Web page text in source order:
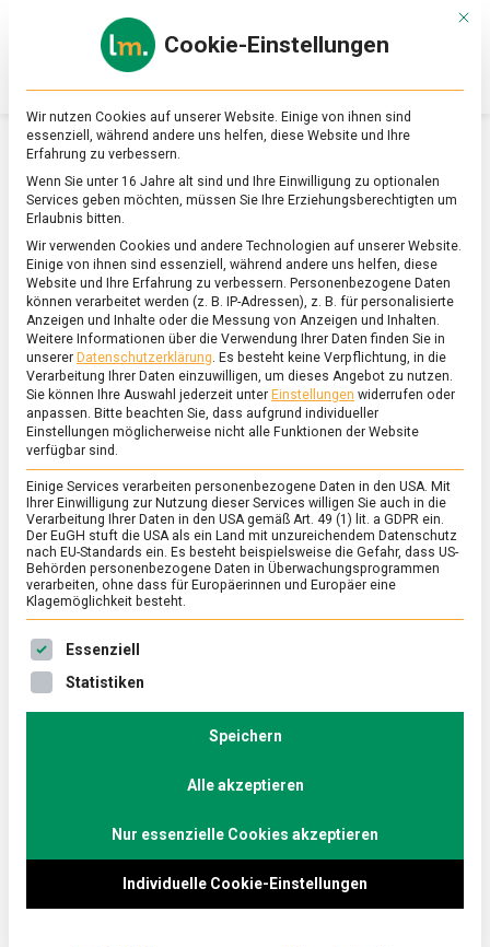
Online-
Magazin
zu
&
Ernährung
SCHLAGWORT:PAK CHOI
ERNÄHRUNG & GESUNDHEIT /FEATURED/WISSEN
Die Kunst des (Fleisch-)Weglassens:
Future 50 Foods
19. Juni 2021
(Fleisch-)Weglassens:
Nicht durch Beschränkungen und Verbote, sondern
durch den Anreiz einer kunterbunten Auswahl
internationaler pflanzlicher Lebensmittel mit guter
Ernährung optimieren. Lebensmittelmagazin.de hat
Mit
Cookie-Einstellungen
Wir nutzen Cookies auf unserer Website. Einige von ihnen sind
essenziell, während andere uns helfen, diese Website und Ihre
Erfahrung zu verbessern.
Wenn Sie unter 16 Jahre alt sind und Ihre Einwilligung zu optionalen
Services geben möchten, müssen Sie Ihre Erziehungsberechtigten um
Erlaubnis bitten.
Wir verwenden Cookies und andere Technologien auf unserer Website.
Einige von ihnen sind essenziell, während andere uns helfen, diese
Website und Ihre Erfahrung zu verbessern. Personenbezogene Daten
können verarbeitet werden (z. B. IP-Adressen), z. B. für personalisierte
Anzeigen und Inhalte oder die Messung von Anzeigen und Inhalten.
Weitere Informationen über die Verwendung Ihrer Daten finden Sie in
unserer Datenschutzerklärung. Es besteht keine Verpflichtung, in die
Verarbeitung Ihrer Daten einzuwilligen, um dieses Angebot zu nutzen.
Sie können Ihre Auswahl jederzeit unter Einstellungen widerrufen oder
anpassen. Bitte beachten Sie, dass aufgrund individueller
Einstellungen möglicherweise nicht alle Funktionen der Website
verfügbar sind.
Einige Services verarbeiten personenbezogene Daten in den USA. Mit
Ihrer Einwilligung zur Nutzung dieser Services willigen Sie auch in die
Verarbeitung Ihrer Daten in den USA gemäß Art. 49 (1) lit. a GDPR ein.
Der EuGH stuft die USA als ein Land mit unzureichendem Datenschutz
nach EU-Standards ein. Es besteht beispielsweise die Gefahr, dass US-
Behörden personenbezogene Daten in Überwachungsprogrammen
verarbeiten, ohne dass für Europäerinnen und Europäer eine
Klagemöglichkeit besteht.
Es folgt eine Liste der Service-Gruppen, für die eine
Essenziell
Statistiken
Speichern
Alle akzeptieren
Nur essenzielle Cookies akzeptieren
Individuelle Cookie-Einstellungen